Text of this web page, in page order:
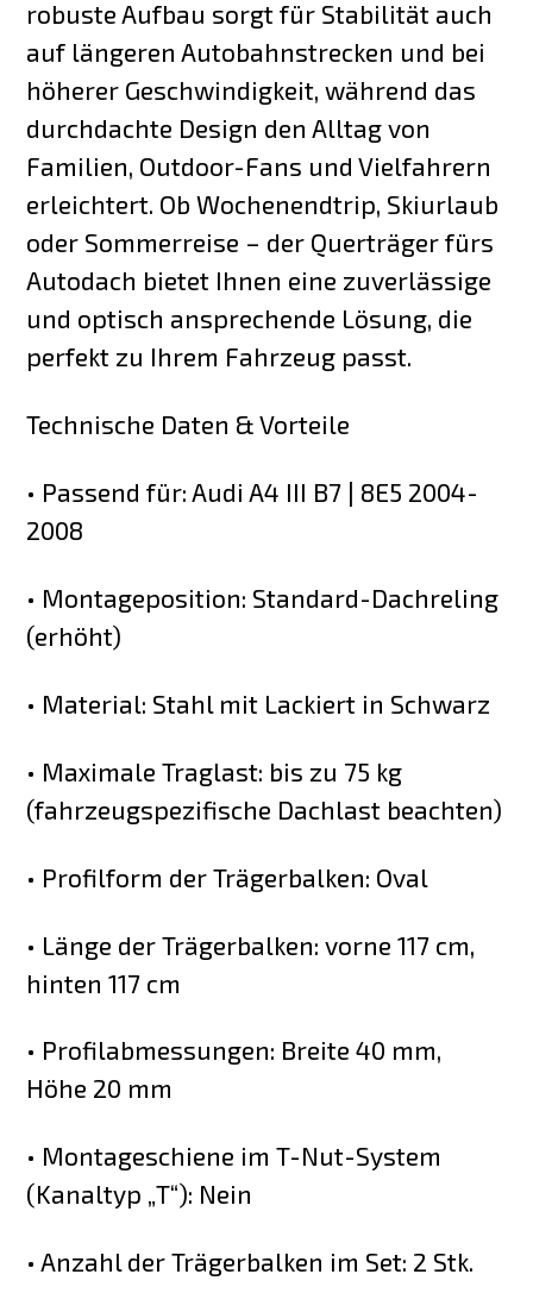
robuste Aufbau sorgt für Stabilität auch
auf längeren Autobahnstrecken und bei
höherer Geschwindigkeit, während das
durchdachte Design den Alltag von
Familien, Outdoor-Fans und Vielfahrern
erleichtert. Ob Wochenendtrip, Skiurlaub
oder Sommerreise – der Querträger fürs
Autodach bietet Ihnen eine zuverlässige
und optisch ansprechende Lösung, die
perfekt zu Ihrem Fahrzeug passt.
Technische Daten & Vorteile
• Passend für: Audi A4 III B7 | 8E5 2004-
2008
• Montageposition: Standard-Dachreling
(erhöht)
• Material: Stahl mit Lackiert in Schwarz
• Maximale Traglast: bis zu 75 kg
(fahrzeugspezifische Dachlast beachten)
• Profilform der Trägerbalken: Oval
• Länge der Trägerbalken: vorne 117 cm,
hinten 117 cm
• Profilabmessungen: Breite 40 mm,
Höhe 20 mm
• Montageschiene im T-Nut-System
(Kanaltyp „T“): Nein
• Anzahl der Trägerbalken im Set: 2 Stk.